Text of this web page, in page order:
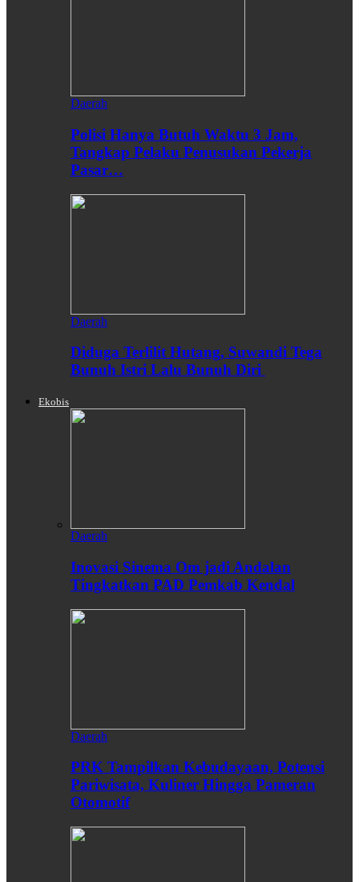
Daerah
Polisi Hanya Butuh Waktu 3 Jam,
Tangkap Pelaku Penusukan Pekerja
Pasar…
Daerah
Diduga Terlilit Hutang, Suwandi Tega
Bunuh Istri Lalu Bunuh Diri
Ekobis
Daerah
Inovasi Sinema Om jadi Andalan
Tingkatkan PAD Pemkab Kendal
Daerah
PRK Tampilkan Kebudayaan, Potensi
Pariwisata, Kuliner Hingga Pameran
Otomotif